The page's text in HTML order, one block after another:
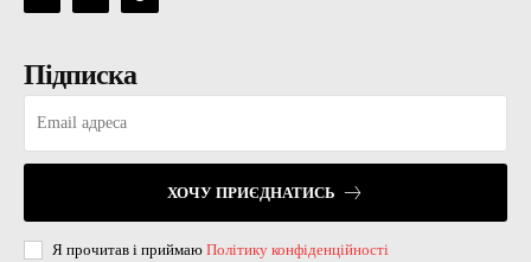
Підписка
ХОЧУ ПРИЄДНАТИСЬ
Я прочитав і приймаю Політику конфіденційності